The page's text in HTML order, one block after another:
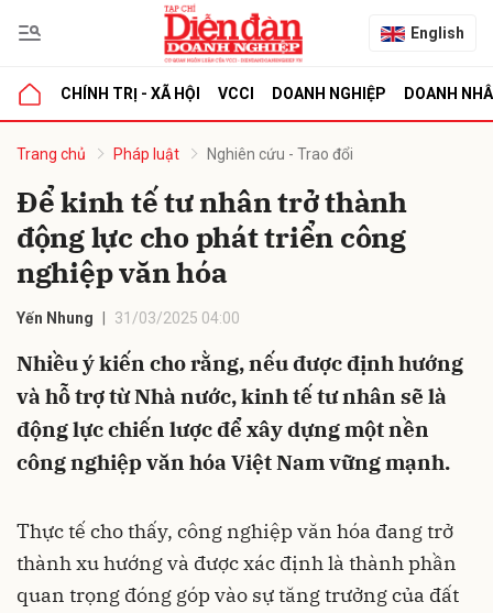
English
CHÍNH TRỊ - XÃ HỘI VCCI DOANH NGHIỆP DOANH
Trang chủ Pháp luật Nghiên cứu - Trao đổi
Để kinh tế tư nhân trở thành
động lực cho phát triển công
nghiệp văn hóa
Yến Nhung 31/03/2025 04:00
Nhiều ý kiến cho rằng, nếu được định hướng
và hỗ trợ từ Nhà nước, kinh tế tư nhân sẽ là
động lực chiến lược để xây dựng một nền
công nghiệp văn hóa Việt Nam vững mạnh.
Thực tế cho thấy, công nghiệp văn hóa đang trở
thành xu hướng và được xác định là thành phần
quan trọng đóng góp vào sự tăng trưởng của đất
luận
Hủy